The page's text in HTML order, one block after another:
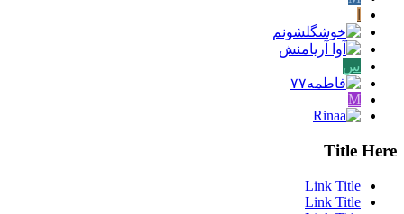
س
M
Title Here
Link Title
Link Title